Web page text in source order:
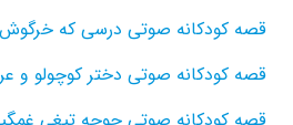
قصه کودکانه صوتی درسی که
قصه کودکانه صوتی دختر کوچولو و